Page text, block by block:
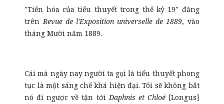
"Tiến hóa của tiểu thuyết trong thế kỷ 19" đăng
trênRevue de l'Exposition universelle de 1889, vào
tháng Mười năm 1889.
Cái mà ngày nay người ta gọi là tiểu thuyết phong
tục là một sáng chế khá hiện đại. Tôi sẽ không bắt
nó đi ngược về tận tớiDaphnis et Chloé[Longus]